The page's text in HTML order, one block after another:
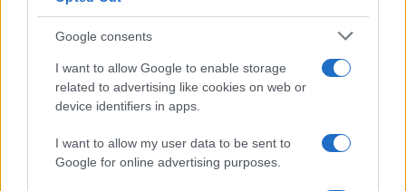
Google consents
I want to allow Google to enable storage
related to advertising like cookies on web or
device identifiers in apps.
I want to allow my user data to be sent to
Google for online advertising purposes.
Telo microfibra, costume, occhialini
Scarpette da acqua, boa di segnalazione
Crema SPF 50+, stick labbra, occhiali UV,
cappellino
Maglia tecnica, felpa leggera, guscio
Scarpe trail, bastoncini (se necessari)
Snack lenti + rapidi, busta frigo morbida